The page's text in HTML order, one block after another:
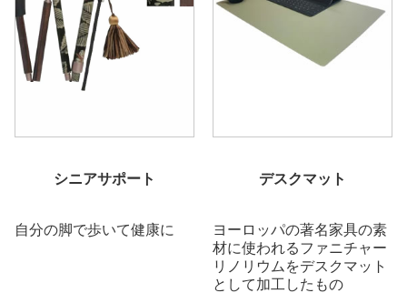
シニアサポート
自分の脚で歩いて健康に
デスクマット
ヨーロッパの著名家具の素
材に使われるファニチャー
リノリウムをデスクマット
として加工したもの